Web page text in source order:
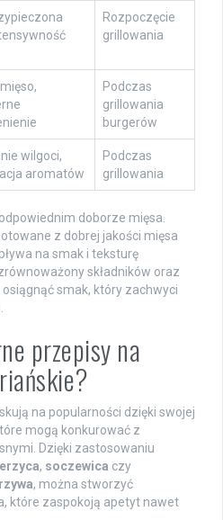
Rozpoczęcie
grillowania
Podczas
grillowania
burgerów
wilgoci,
aromatów
Podczas
grillowania
doborze mięsa.
z dobrej jakości mięsa
na smak i teksturę
składników oraz
smak, który zachwyci
przepisy na
na popularności dzięki swojej
mogą konkurować z
Dzięki zastosowaniu
, soczewica czy
, można stworzyć
które zaspokoją apetyt nawet